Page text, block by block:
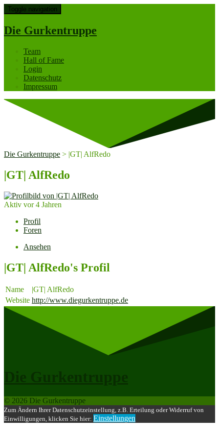
Toggle navigation
Die Gurkentruppe
Team
Hall of Fame
Login
Datenschutz
Impressum
Die Gurkentruppe > |GT| AlfRedo
|GT| AlfRedo
Aktiv vor 4 Jahren
Profil
Foren
Ansehen
|GT| AlfRedo's Profil
Name
|GT| AlfRedo
Website http://www.diegurkentruppe.de
Die Gurkentruppe
© 2026 Die Gurkentruppe
Zum Ändern Ihrer Datenschutzeinstellung, z.B. Erteilung oder Widerruf von
Einwilligungen, klicken Sie hier: Einstellungen